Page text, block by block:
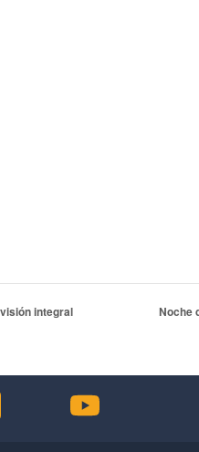
integral Noche